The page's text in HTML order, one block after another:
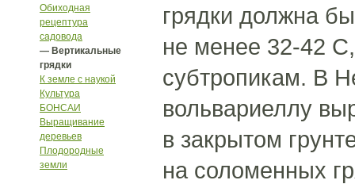
Обиходная
рецептура
садовода
— Вертикальные
грядки
К земле с наукой
Культура
БОНСАИ
Выращивание
деревьев
Плодородные
земли
грядки должна
не менее 32-42 С,
субтропикам. В
вольвариеллу
в закрытом
на соломенных